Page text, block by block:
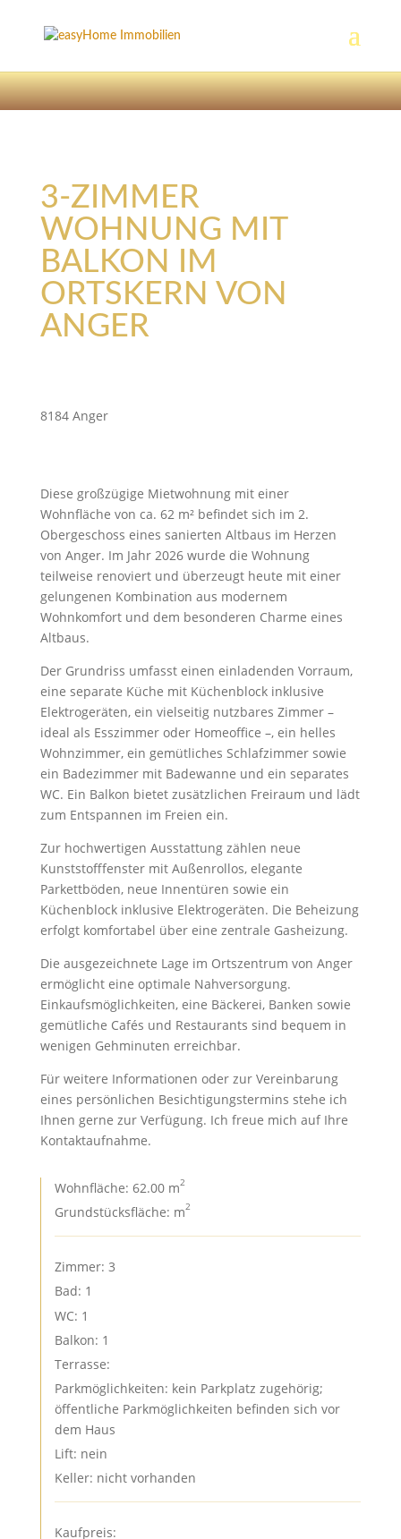
3-ZIMMER
WOHNUNG MIT
BALKON IM
ORTSKERN VON
ANGER
8184 Anger
Diese großzügige Mietwohnung mit einer
Wohnfläche von ca. 62 m² befindet sich im 2.
Obergeschoss eines sanierten Altbaus im Herzen
von Anger. Im Jahr 2026 wurde die Wohnung
teilweise renoviert und überzeugt heute mit einer
gelungenen Kombination aus modernem
Wohnkomfort und dem besonderen Charme eines
Altbaus.
Der Grundriss umfasst einen einladenden Vorraum,
eine separate Küche mit Küchenblock inklusive
Elektrogeräten, ein vielseitig nutzbares Zimmer –
ideal als Esszimmer oder Homeoffice –, ein helles
Wohnzimmer, ein gemütliches Schlafzimmer sowie
ein Badezimmer mit Badewanne und ein separates
WC. Ein Balkon bietet zusätzlichen Freiraum und lädt
zum Entspannen im Freien ein.
Zur hochwertigen Ausstattung zählen neue
Kunststofffenster mit Außenrollos, elegante
Parkettböden, neue Innentüren sowie ein
Küchenblock inklusive Elektrogeräten. Die Beheizung
erfolgt komfortabel über eine zentrale Gasheizung.
Die ausgezeichnete Lage im Ortszentrum von Anger
ermöglicht eine optimale Nahversorgung.
Einkaufsmöglichkeiten, eine Bäckerei, Banken sowie
gemütliche Cafés und Restaurants sind bequem in
wenigen Gehminuten erreichbar.
Für weitere Informationen oder zur Vereinbarung
eines persönlichen Besichtigungstermins stehe ich
Ihnen gerne zur Verfügung. Ich freue mich auf Ihre
Kontaktaufnahme.
Wohnfläche: 62.00 m2
Grundstücksfläche: m2
Zimmer: 3
Bad: 1
WC: 1
Balkon: 1
Terrasse:
Parkmöglichkeiten: kein Parkplatz zugehörig;
öffentliche Parkmöglichkeiten befinden sich vor
dem Haus
Lift: nein
Keller: nicht vorhanden
Kaufpreis: